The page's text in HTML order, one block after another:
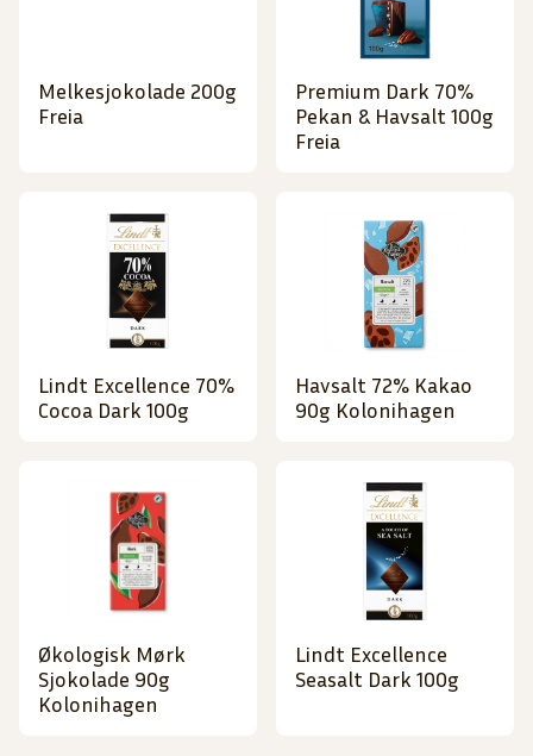
Melkesjokolade 200g
Freia
Premium Dark 70%
Pekan & Havsalt 100g
Freia
Lindt Excellence 70%
Cocoa Dark 100g
Havsalt 72% Kakao
90g Kolonihagen
Økologisk Mørk
Sjokolade 90g
Kolonihagen
Lindt Excellence
Seasalt Dark 100g